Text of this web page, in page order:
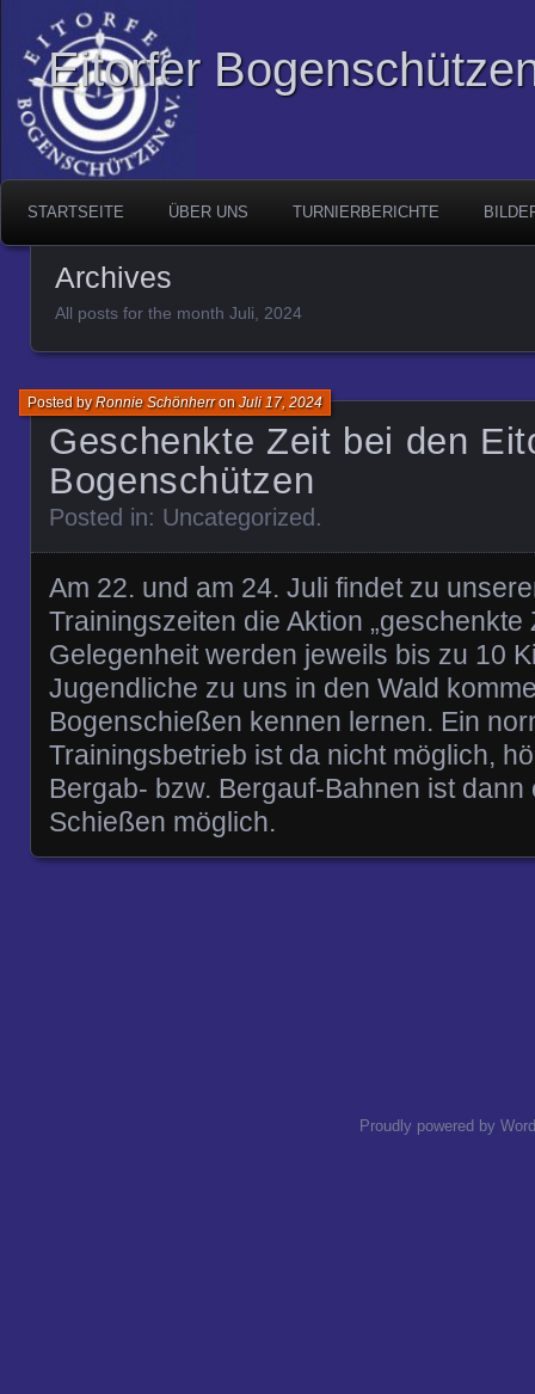
Eitorfer
STARTSEITE ÜBER UNS TURNIERBERICHTE
Archives
All posts for the month Juli, 2024
Geschenkte Zeit bei den
Bogenschützen
Posted byRonnie SchönherronJuli 17, 2024
Posted in: Uncategorized.
Am 22. und am 24. Juli findet zu
Trainingszeiten die Aktion „geschenkte
Gelegenheit werden jeweils bis zu 10
Jugendliche zu uns in den Wald
Bogenschießen kennen lernen. Ein
Trainingsbetrieb ist da nicht möglich,
Bergab- bzw. Bergauf-Bahnen ist
Schießen möglich.
Proudly powered by